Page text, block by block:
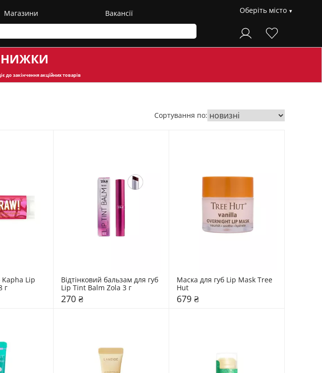
Магазини Вакансії Оберіть місто
до закінчення акційних товарів
Сортування по:
Kapha Lip
г
Відтінковий бальзам для губ
Lip Tint Balm Zola 3 г
270 ₴
Маска для губ Lip Mask Tree
Hut
679 ₴